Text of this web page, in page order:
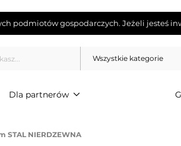
podmiotów gospodarczych. Jeżeli jesteś
Wszystkie kategorie
Dla partnerów
STAL NIERDZEWNA